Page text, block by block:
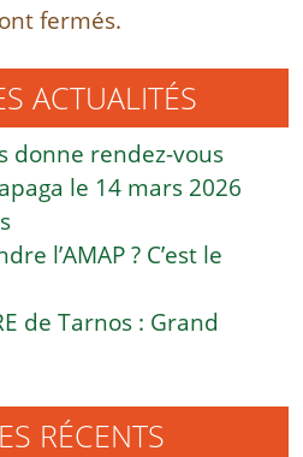
fermés.
ACTUALITÉS
donne rendez-vous
le 14 mars 2026
l’AMAP ? C’est le
de Tarnos : Grand
RÉCENTS